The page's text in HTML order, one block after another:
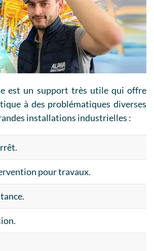
est un support très utile qui offre
à des problématiques diverses
installations industrielles :
pour travaux.